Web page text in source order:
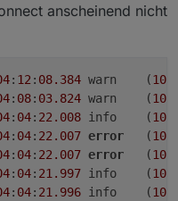
der beste kanal - alle
habe gar keinen Kanal
300 Einwohner
hilfe um dieses Problem
anscheinend nicht
: 12: 08.384
	warn	(
: 08: 03.824
	warn	(
: 04: 22.008
	info	(
: 04: 22.007 error
	(
: 04: 22.007 error
	(
: 04: 21.997
	info	(
: 04: 21.996
	info	(